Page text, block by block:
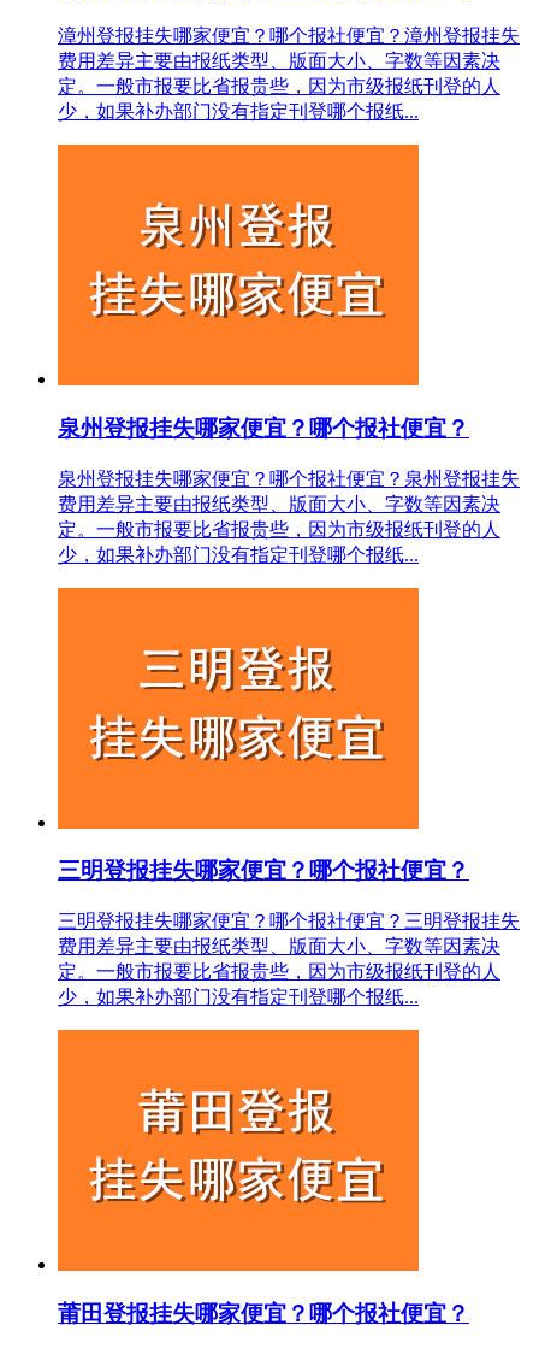
漳州登报挂失哪家便宜？哪个报社便宜？漳州登报挂失
费用差异主要由报纸类型、版面大小、字数等因素决
定。一般市报要比省报贵些，因为市级报纸刊登的人
少，如果补办部门没有指定刊登哪个报纸...
泉州登报挂失哪家便宜？哪个报社便宜？
泉州登报挂失哪家便宜？哪个报社便宜？泉州登报挂失
费用差异主要由报纸类型、版面大小、字数等因素决
定。一般市报要比省报贵些，因为市级报纸刊登的人
少，如果补办部门没有指定刊登哪个报纸...
三明登报挂失哪家便宜？哪个报社便宜？
三明登报挂失哪家便宜？哪个报社便宜？三明登报挂失
费用差异主要由报纸类型、版面大小、字数等因素决
定。一般市报要比省报贵些，因为市级报纸刊登的人
少，如果补办部门没有指定刊登哪个报纸...
莆田登报挂失哪家便宜？哪个报社便宜？